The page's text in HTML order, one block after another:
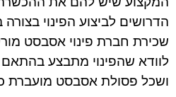
הדרושים לביצוע הפינוי
שכירת חברת פינוי אסבסט
לוודא שהפינוי מתבצע
ושכל פסולת אסבסט מועברת